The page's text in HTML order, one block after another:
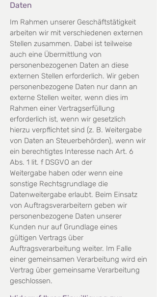
Daten
Im Rahmen unserer Geschäftstätigkeit
arbeiten wir mit verschiedenen externen
Stellen zusammen. Dabei ist teilweise
auch eine Übermittlung von
personenbezogenen Daten an diese
externen Stellen erforderlich. Wir geben
personenbezogene Daten nur dann an
externe Stellen weiter, wenn dies im
Rahmen einer Vertragserfüllung
erforderlich ist, wenn wir gesetzlich
hierzu verpflichtet sind (z. B. Weitergabe
von Daten an Steuerbehörden), wenn wir
ein berechtigtes Interesse nach Art. 6
Abs. 1 lit. f DSGVO an der
Weitergabe haben oder wenn eine
sonstige Rechtsgrundlage die
Datenweitergabe erlaubt. Beim Einsatz
von Auftragsverarbeitern geben wir
personenbezogene Daten unserer
Kunden nur auf Grundlage eines
gültigen Vertrags über
Auftragsverarbeitung weiter. Im Falle
einer gemeinsamen Verarbeitung wird ein
Vertrag über gemeinsame Verarbeitung
geschlossen.